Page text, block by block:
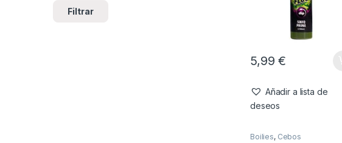
5,99€
Añadir a lista de
deseos
Boilies, Cebos
Filtrar